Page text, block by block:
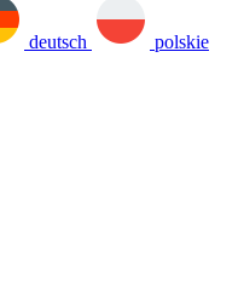
deutsch polskie